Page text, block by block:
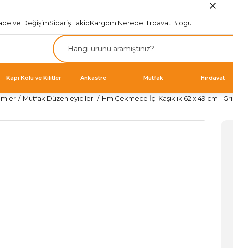
ve DeğişimSipariş TakipKargom NeredeHırdavat Blogu
Kapı Kolu ve Kilitler Ankastre Mutfak Hırdavat
Mutfak Düzenleyicileri Hm Çekmece İçi Kaşıklık 62 x 49 cm - Gri